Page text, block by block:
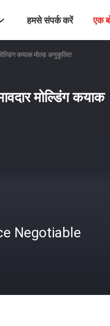
हमसे संपर्क करें एक
मोल्डिंग कयाक मोल्ड अनुकूलित
मोल्डिंग कयाक
Negotiable